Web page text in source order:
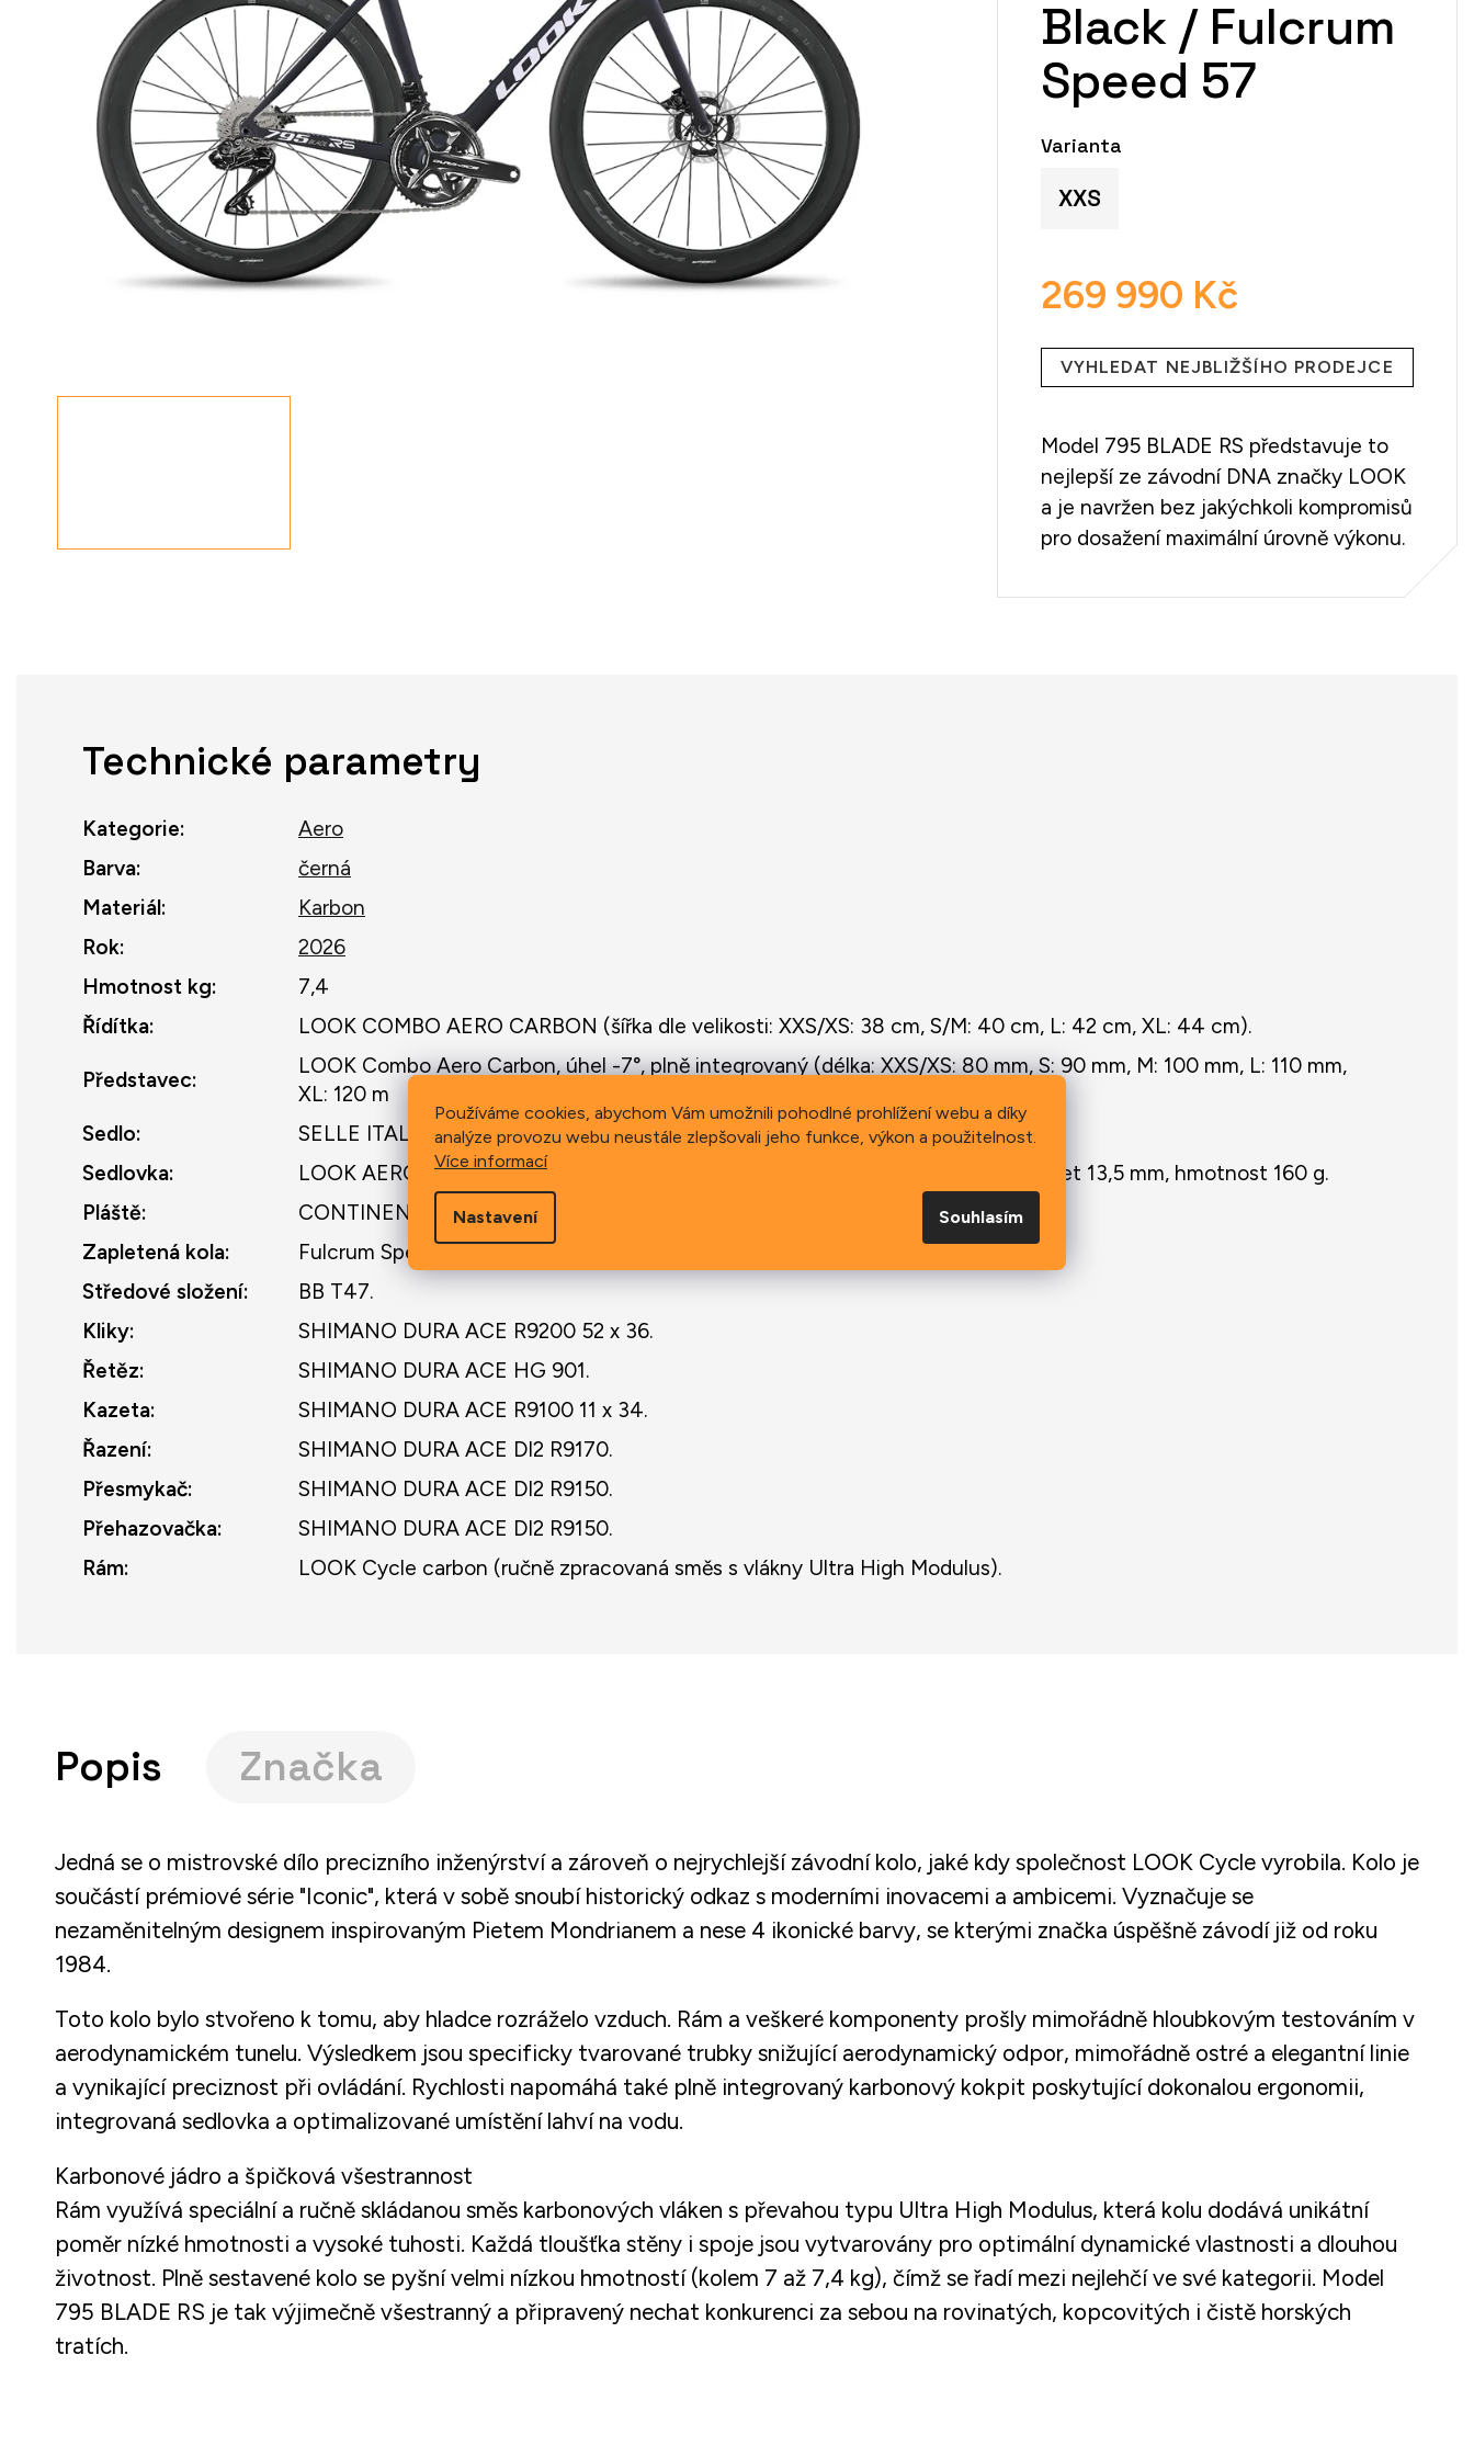
Používáme cookies, abychom Vám umožnili pohodlné prohlížení webu a díky
analýze provozu webu neustále zlepšovali jeho funkce, výkon a použitelnost.
Více informací
Nastavení Souhlasím
Black / Fulcrum
Speed 57
269 990 Kč
cena:
VYHLEDAT NEJBLIŽŠÍHO PRODEJCE
Varianta
XXS
Model 795 BLADE RS představuje to
nejlepší ze závodní DNA značky LOOK
a je navržen bez jakýchkoli kompromisů
pro dosažení maximální úrovně výkonu.
Technické parametry
Kategorie:
Aero
Barva:
černá
Materiál:
Karbon
Rok:
2026
Hmotnost kg:
7,4
Řídítka: LOOK COMBO AERO CARBON (šířka dle velikosti: XXS/XS: 38 cm, S/M: 40 cm, L: 42 cm, XL: 44 cm).
Představec:
LOOK Combo Aero Carbon, úhel -7°, plně integrovaný (délka: XXS/XS: 80 mm, S: 90 mm, M: 100 mm, L: 110 mm,
XL: 120 m
Sedlo:
SELLE ITALIA SLR BOOST SUPERFLOW CARBON.
Sedlovka:
LOOK AEROPOST 4 CARBON, aerodynamický profil tvaru D, délka 350 mm, offset 13,5 mm, hmotnost 160 g.
Pláště:
CONTINENTAL GP 5000 TR 700x28.
Zapletená kola:
Fulcrum Speed ​​57
Středové složení:
BB T47.
Kliky:
SHIMANO DURA ACE R9200 52 x 36.
Řetěz:
SHIMANO DURA ACE HG 901.
Kazeta:
SHIMANO DURA ACE R9100 11 x 34.
Řazení:
SHIMANO DURA ACE DI2 R9170.
Přesmykač:
SHIMANO DURA ACE DI2 R9150.
Přehazovačka:
SHIMANO DURA ACE DI2 R9150.
Rám: LOOK Cycle carbon (ručně zpracovaná směs s vlákny Ultra High Modulus).
Popis Značka
Jedná se o mistrovské dílo precizního inženýrství a zároveň o nejrychlejší závodní kolo, jaké kdy společnost LOOK Cycle vyrobila. Kolo je
součástí prémiové série "Iconic", která v sobě snoubí historický odkaz s moderními inovacemi a ambicemi. Vyznačuje se
nezaměnitelným designem inspirovaným Pietem Mondrianem a nese 4 ikonické barvy, se kterými značka úspěšně závodí již od roku
1984.
Toto kolo bylo stvořeno k tomu, aby hladce rozráželo vzduch. Rám a veškeré komponenty prošly mimořádně hloubkovým testováním v
aerodynamickém tunelu. Výsledkem jsou specificky tvarované trubky snižující aerodynamický odpor, mimořádně ostré a elegantní linie
a vynikající preciznost při ovládání. Rychlosti napomáhá také plně integrovaný karbonový kokpit poskytující dokonalou ergonomii,
integrovaná sedlovka a optimalizované umístění lahví na vodu.
Karbonové jádro a špičková všestrannost
Rám využívá speciální a ručně skládanou směs karbonových vláken s převahou typu Ultra High Modulus, která kolu dodává unikátní
poměr nízké hmotnosti a vysoké tuhosti. Každá tloušťka stěny i spoje jsou vytvarovány pro optimální dynamické vlastnosti a dlouhou
životnost. Plně sestavené kolo se pyšní velmi nízkou hmotností (kolem 7 až 7,4 kg), čímž se řadí mezi nejlehčí ve své kategorii. Model
795 BLADE RS je tak výjimečně všestranný a připravený nechat konkurenci za sebou na rovinatých, kopcovitých i čistě horských
tratích.